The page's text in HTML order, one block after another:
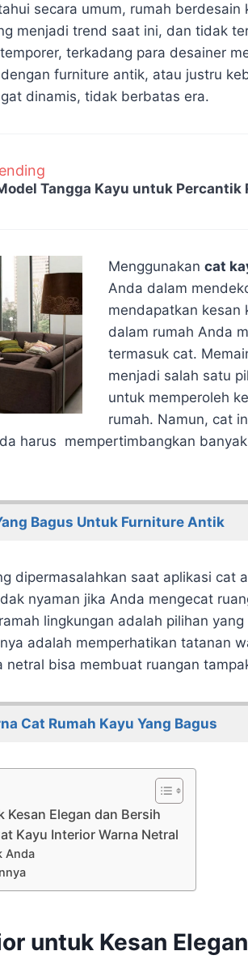
secara umum, rumah berdesain
menjadi trend saat ini, dan tidak
terkadang para desainer
furniture antik, atau justru
dinamis, tidak berbatas era.
Tangga Kayu untuk Percantik
Menggunakan cat
Anda dalam
mendapatkan kesan
dalam rumah Anda
termasuk cat.
menjadi salah satu
untuk memperoleh
rumah. Namun, cat
harus mempertimbangkan
Bagus Untuk Furniture Antik
dipermasalahkan saat aplikasi cat
nyaman jika Anda mengecat
lingkungan adalah pilihan
adalah memperhatikan tatanan
netral bisa membuat ruangan
Cat Rumah Kayu Yang Bagus
Elegan dan Bersih
Kayu Interior Warna Netral
Anda
untuk Kesan